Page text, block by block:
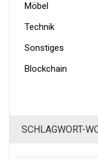
Möbel
Technik
Sonstiges
Blockchain
SCHLAGWORT-